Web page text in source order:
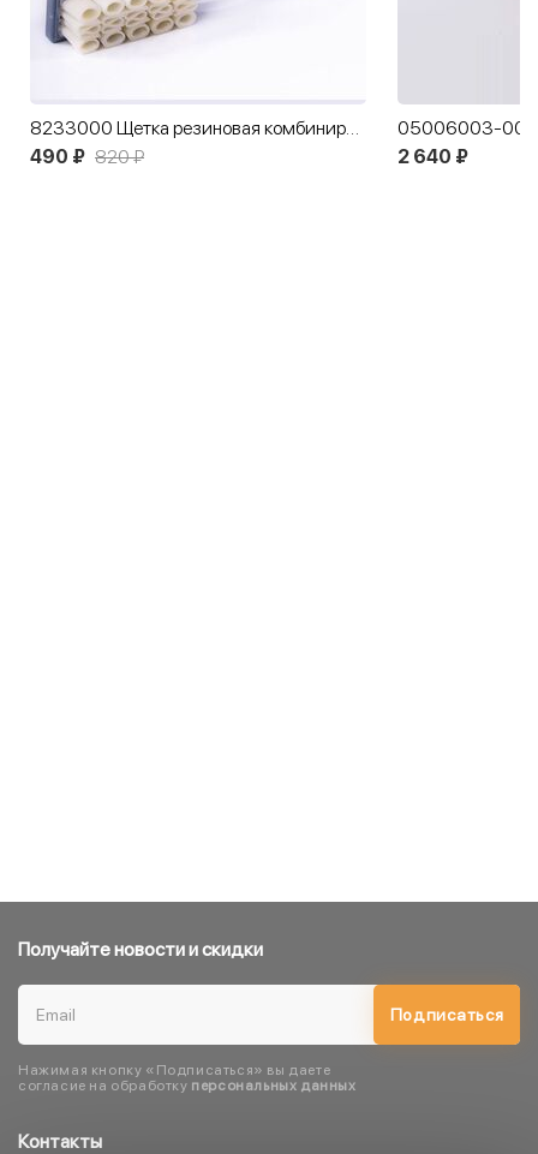
8233000 Щетка резиновая комбинированная Salamander
490 ₽ 820 ₽ 2 640 ₽
Контакты
Получайте новости и скидки
Подписаться
Нажимая кнопку «Подписаться» вы даете
согласие на обработку персональных данных